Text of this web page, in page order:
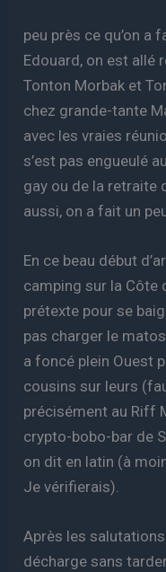
peu près ce qu’on a
Edouard, on est allé
Tonton Morbak et
chez grande-tante
avec les vraies
s’est pas engueulé
gay ou de la retraite
aussi, on a fait un
En ce beau début
camping sur la Côte
prétexte pour se
pas charger le
a foncé plein Ouest
cousins sur leurs
précisément au Riff
crypto-bobo-bar de
on dit en latin (à
Je vérifierais).
Après les
décharge sans